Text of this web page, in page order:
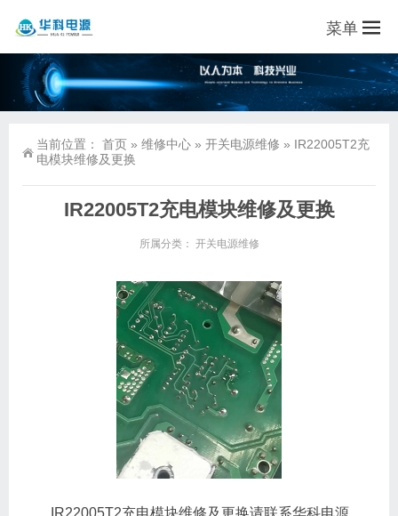
菜单
当前位置： 首页 » 维修中心 » 开关电源维修 » IR22005T2充
电模块维修及更换
IR22005T2充电模块维修及更换
所属分类： 开关电源维修